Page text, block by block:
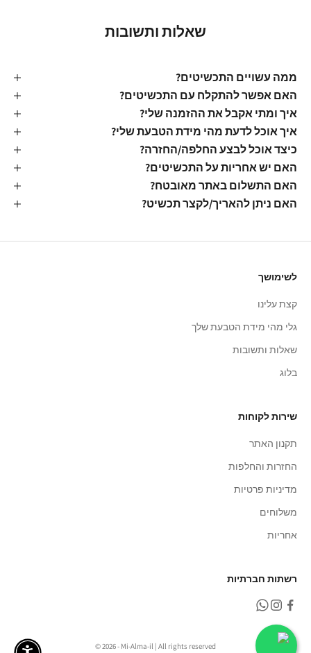
שאלות ותשובות
ממה עשויים התכשיטים?
האם אפשר להתקלח עם התכשיטים?
איך ומתי אקבל את ההזמנה שלי?
איך אוכל לדעת מהי מידת הטבעת שלי?
כיצד אוכל לבצע החלפה/החזרה?
האם יש אחריות על התכשיטים?
האם התשלום באתר מאובטח?
האם ניתן להאריך/לקצר תכשיט?
לשימושך
קצת עלינו
גלי מהי מידת הטבעת שלך
שאלות ותשובות
בלוג
שירות לקוחות
תקנון האתר
החזרות והחלפות
מדיניות פרטיות
משלוחים
אחריות
רשתות חברתיות
© 2026 - Mi-Alma-il | All rights reserved